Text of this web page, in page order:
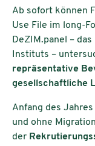
Ab sofort können
Use File im long-
DeZIM.panel –
Instituts –
repräsentative
gesellschaftliche
Anfang des
und ohne
der